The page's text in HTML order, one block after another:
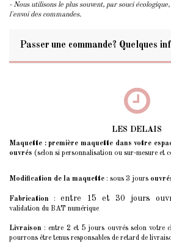
- Nous utilisons le plus souvent, par souci
l'envoi des commandes.
Passer une commande? Quelques
LES DELAIS
Maquette : première maquette dans votre
ouvrés (selon si personnalisation ou sur-mesure et
Modification de la maquette : sous 3 jours
Fabrication : entre 15 et 30 jours
validation du BAT numérique
Livraison : entre 2 et 5 jours ouvrés selon votre
pourrons être tenus responsables de retard de